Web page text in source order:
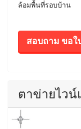
ล้อมพื้นที่รอบบ้าน
สอบถาม ขอใ
ตาข่ายไวน์